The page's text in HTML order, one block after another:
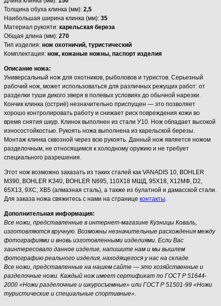
Толщина обуха клинка (мм): 2,5
Наибольшая ширина клинка (мм): 35
Материал рукояти: карельская береза
Общая длина (мм): 270
Тип изделия: нож охотничий, туристический
Комплектация: нож, кожаные ножны, паспорт изделия
Описание ножа:
Универсальный нож для охотников, рыболовов и туристов. Серьезный
рабочий нож, может использоваться для различных режущих работ: от
разделки туши дикого зверя в полевых условиях до обычной нарезки.
Кончик клинка (остриё) незначительно приспущен — это позволяет
хорошо контролировать работу и снижает риск повреждения кожи во
время снятия шкур. Клинок выполнен из стали У10. Нож обладает высокой
износостойкостью. Рукоять ножа выполнена из карельской березы.
Монтаж клинка сквозной через всю рукоять. Данный нож является ножом
разделочным, не относящимся к холодному оружию и не требует
специального разрешения.
Этот нож возможно заказать из таких сталей как VANADIS 10, BOHLER
M390, BOHLER K340, BOHLER N695, 110Х18 МШД, 95Х18, Х12МФ, D2,
65Х13, 9ХС, ХВ5 (алмазная сталь), а также из булатной и дамасской стали.
Для заказа ножа свяжитесь с нами на странице контакты.
Дополнительная информация:
Все ножи, представленные в интернет-магазине Кузницы Коваль,
изготовляются вручную. Возможны незначительные расхождения между
фотографиями и вновь изготовленными изделиями. Если Вас
заинтересовало данное изделие, напишите нам и мы вышлем
фотографию реального изделия, находящегося у нас на складе.
Все ножи, представленные на нашем сайте — это хозяйственные и
разделочные ножи. Каждый нож имеет сертификат по ГОСТ Р 51644-
2000 «Ножи разделочные и шкуросъемные» или ГОСТ Р 51501-99 «Ножи
туристические и специальные спортивные».